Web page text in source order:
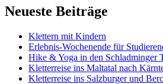
Neueste Beiträge
Klettern mit Kindern
Erlebnis-Wochenende für
Hike & Yoga in den Schladminger
Kletterreise ins Maltatal nach
Kletterreise ins Salzburger und